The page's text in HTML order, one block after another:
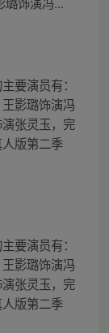
要演员有：
影璐饰演冯
张灵玉，完
版第二季
要演员有：
影璐饰演冯
张灵玉，完
版第二季